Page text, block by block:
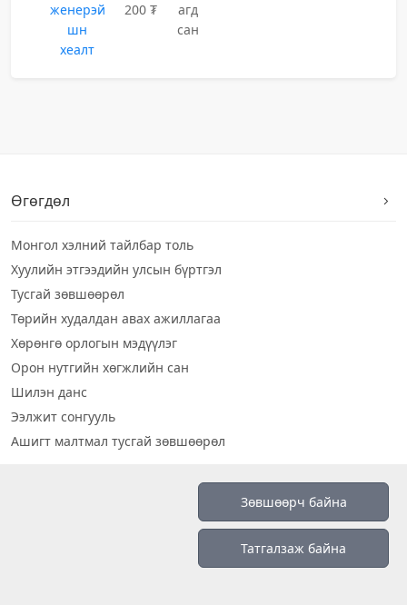
женерэй
шн
хеалт
200 ₮
агд
сан
Өгөгдөл
Монгол хэлний тайлбар толь
Хуулийн этгээдийн улсын бүртгэл
Тусгай зөвшөөрөл
Төрийн худалдан авах ажиллагаа
Хөрөнгө орлогын мэдүүлэг
Орон нутгийн хөгжлийн сан
Шилэн данс
Ээлжит сонгууль
Ашигт малтмал тусгай зөвшөөрөл
Зөвшөөрч байна
Татгалзаж байна